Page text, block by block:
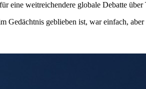
eine weitreichendere globale Debatte
Gedächtnis geblieben ist, war einfach,